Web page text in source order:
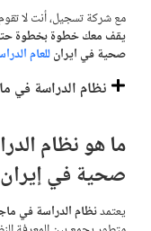
مع شركة تسجیل، أنت لا
يقف معك خطوة بخطوة حتى
صحية في ايرانللعام
نظام الدراسة في
ما هو نظام
صحية في
يعتمدنظام الدراسة في